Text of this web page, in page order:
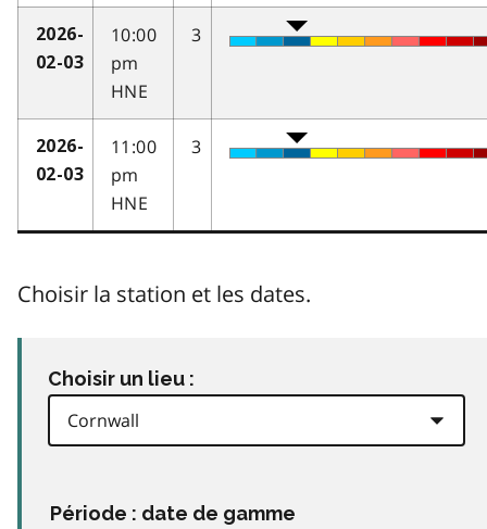
2026-
02-03
10:00
pm
HNE
3
2026-
02-03
11:00
pm
HNE
3
Choisir la station et les dates.
Choisir un lieu :
Période : date de gamme